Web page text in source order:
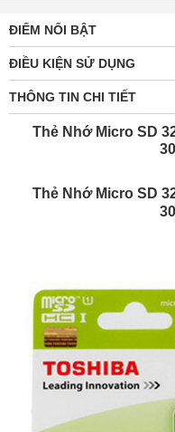
ĐIỂM NỔI BẬT
ĐIỀU KIỆN SỬ DỤNG
THÔNG TIN CHI TIẾT
Thẻ Nhớ Micro SD
Thẻ Nhớ Micro SD